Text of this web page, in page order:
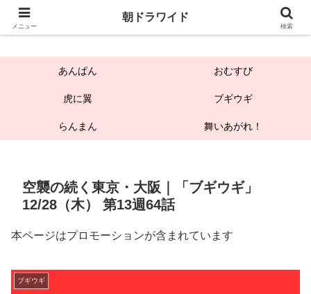
朝ドラワイド
あんぱん おむすび
虎に翼 ブギウギ
らんまん 舞いあがれ！
空襲の続く東京・大阪｜「ブギウギ」
12/28（木） 第13週64話
本ページはプロモーションが含まれています
ブギウギ
メニュー
朝ドラワイド
検索